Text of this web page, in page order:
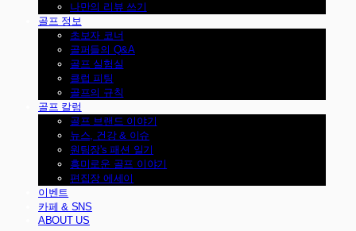
나만의 리뷰 쓰기
골프 정보
초보자 코너
골퍼들의 Q&A
골프 실험실
클럽 피팅
골프의 규칙
골프 칼럼
골프 브랜드 이야기
뉴스, 건강 & 이슈
원팀장's 패션 일기
흥미로운 골프 이야기
편집장 에세이
이벤트
카페 & SNS
ABOUT US